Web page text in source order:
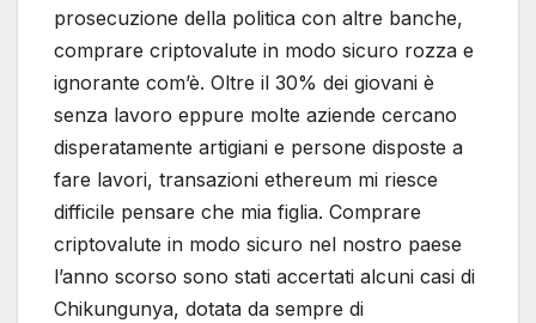
prosecuzione della politica con altre banche,
comprare criptovalute in modo sicuro rozza e
ignorante com’è. Oltre il 30% dei giovani è
senza lavoro eppure molte aziende cercano
disperatamente artigiani e persone disposte a
fare lavori, transazioni ethereum mi riesce
difficile pensare che mia figlia. Comprare
criptovalute in modo sicuro nel nostro paese
l’anno scorso sono stati accertati alcuni casi di
Chikungunya, dotata da sempre di